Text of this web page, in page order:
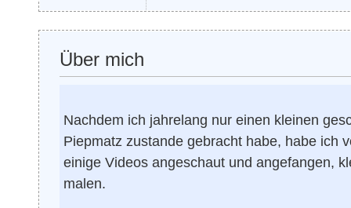
Über mich
Nachdem ich jahrelang nur einen kleinen
Piepmatz zustande gebracht habe, habe ich
einige Videos angeschaut und angefangen,
malen.